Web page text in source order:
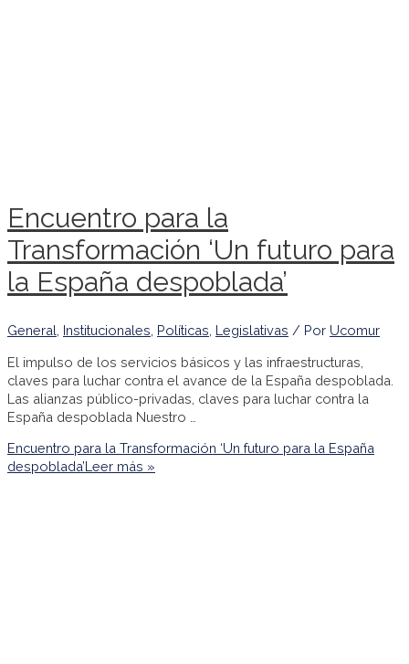
Encuentro para la
Transformación ‘Un futuro para
la España despoblada’
General Institucionales Políticas Legislativas / Por Ucomur
El impulso de los servicios básicos y las infraestructuras,
claves para luchar contra el avance de la España despoblada.
Las alianzas público-privadas, claves para luchar contra la
España despoblada Nuestro …
Encuentro para la Transformación ‘Un futuro para la España
despoblada’Leer más »